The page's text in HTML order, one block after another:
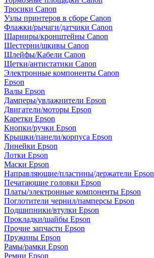
Тросики Canon
Узлы принтеров в сборе Canon
Флажки/рычаги/датчики Canon
Шарниры/кронштейны Canon
Шестерни/шкивы Canon
Шлейфы/Кабели Canon
Щетки/антистатики Canon
Электронные компоненты Canon
Epson
Валы Epson
Дамперы/увлажнители Epson
Двигатели/моторы Epson
Каретки Epson
Кнопки/ручки Epson
Крышки/панели/корпуса Epson
Линейки Epson
Лотки Epson
Маски Epson
Направляющие/пластины/держатели Epson
Печатающие головки Epson
Платы/электронные компоненты Epson
Поглотители чернил/памперсы Epson
Подшипники/втулки Epson
Прокладки/шайбы Epson
Прочие запчасти Epson
Пружины Epson
Рамы/рамки Epson
Ремни Epson